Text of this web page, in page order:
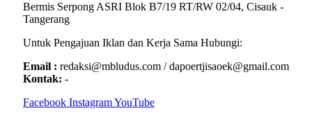
Bermis Serpong ASRI Blok B7/19 RT/RW 02/04, Cisauk -
Tangerang
Untuk Pengajuan Iklan dan Kerja Sama Hubungi:
Email : redaksi@mbludus.com / dapoertjisaoek@gmail.com
Kontak: -
Facebook InstagramYouTube